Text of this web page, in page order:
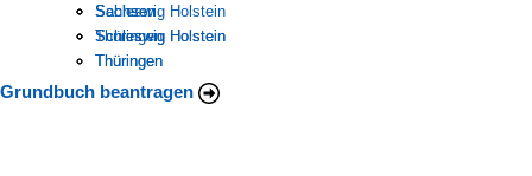
Schleswig Holstein
Thüringen
Grundbuch beantragen
Sachsen
Schleswig Holstein
Thüringen
Sachsen
Schleswig Holstein
Thüringen